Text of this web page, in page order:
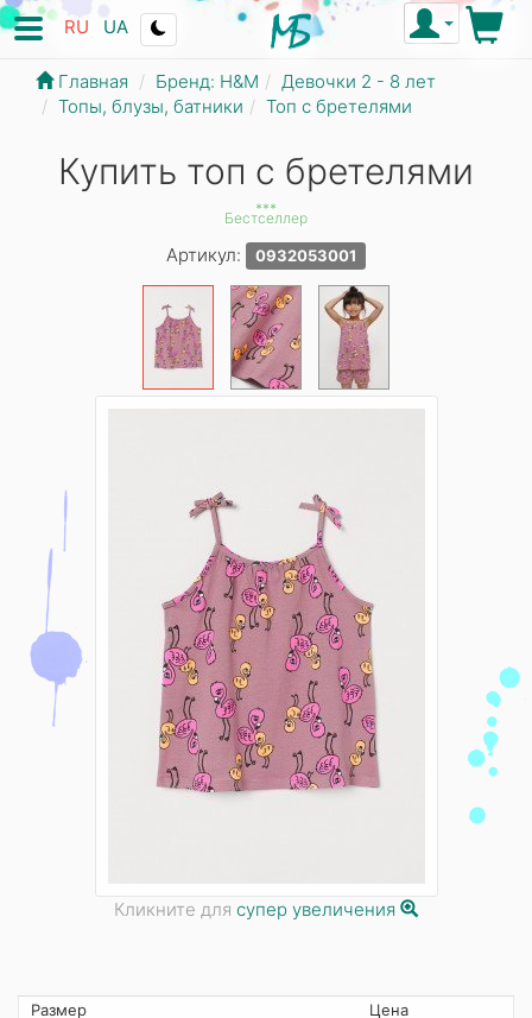
RU UA
Главная Бренд: Н&М
Девочки 2 - 8 лет
Топы, блузы, батники
Топ с бретелями
Купить топ с бретелями
***
Бестселлер
Артикул: 0932053001
Кликните для супер увеличения
Размер Цена